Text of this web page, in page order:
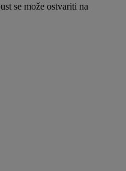
se može ostvariti na